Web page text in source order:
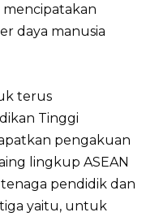
daya manusia
terus
Tinggi
pengakuan
lingkup ASEAN
pendidik dan
yaitu, untuk